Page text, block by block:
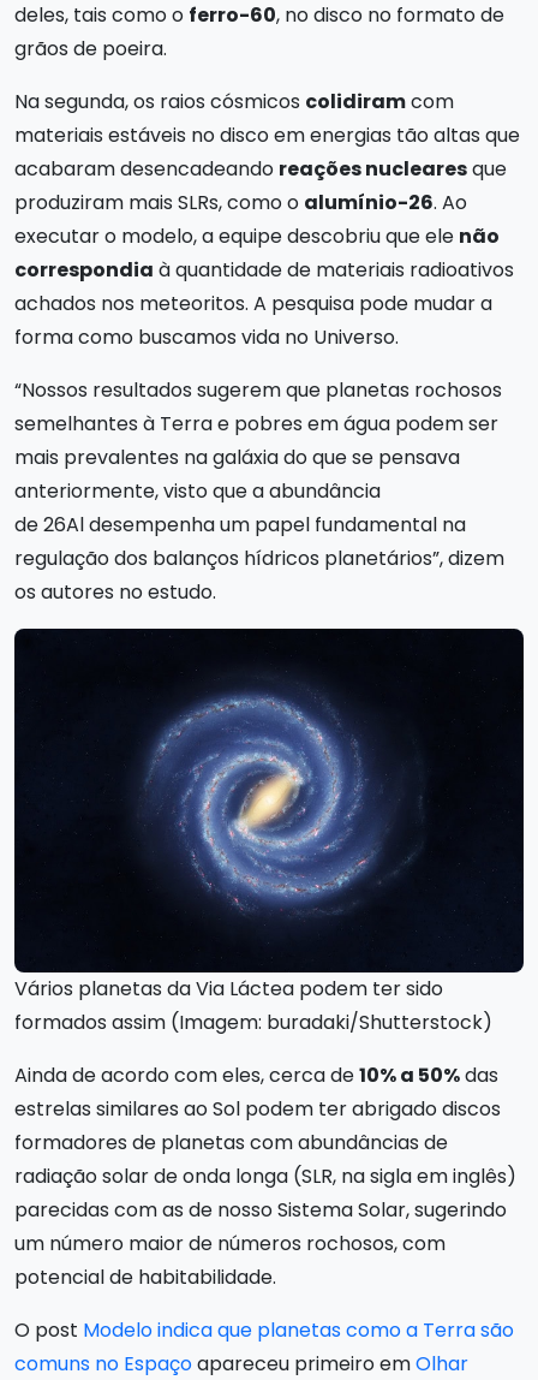
deles, tais como o ferro-60, no disco no formato de
grãos de poeira.
Na segunda, os raios cósmicos colidiramcom
materiais estáveis no disco em energias tão altas que
acabaram desencadeando reações nuclearesque
produziram mais SLRs, como o alumínio-26. Ao
executar o modelo, a equipe descobriu que ele não
correspondia à quantidade de materiais radioativos
achados nos meteoritos. A pesquisa pode mudar a
forma como buscamos vida no Universo.
“Nossos resultados sugerem que planetas rochosos
semelhantes à Terra e pobres em água podem ser
mais prevalentes na galáxia do que se pensava
anteriormente, visto que a abundância
de 26Al desempenha um papel fundamental na
regulação dos balanços hídricos planetários”, dizem
os autores no estudo.
Vários planetas da Via Láctea podem ter sido
formados assim (Imagem: buradaki/Shutterstock)
Ainda de acordo com eles, cerca de10% a 50%das
estrelas similares ao Sol podem ter abrigado discos
formadores de planetas com abundâncias de
radiação solar de onda longa (SLR, na sigla em inglês)
parecidas com as de nosso Sistema Solar, sugerindo
um número maior de números rochosos, com
potencial de habitabilidade.
O post Modelo indica que planetas como a Terra são
comuns no Espaçoapareceu primeiro emOlhar